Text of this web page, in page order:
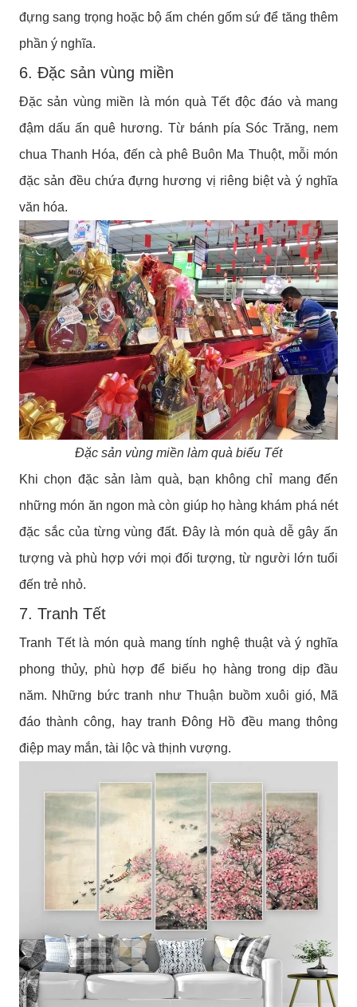
đựng sang trọng hoặc bộ ấm chén gốm sứ để tăng thêm
phần ý nghĩa.
6. Đặc sản vùng miền
Đặc sản vùng miền là món quà Tết độc đáo và mang
đậm dấu ấn quê hương. Từ bánh pía Sóc Trăng, nem
chua Thanh Hóa, đến cà phê Buôn Ma Thuột, mỗi món
đặc sản đều chứa đựng hương vị riêng biệt và ý nghĩa
văn hóa.
Đặc sản vùng miền làm quà biếu Tết
Khi chọn đặc sản làm quà, bạn không chỉ mang đến
những món ăn ngon mà còn giúp họ hàng khám phá nét
đặc sắc của từng vùng đất. Đây là món quà dễ gây ấn
tượng và phù hợp với mọi đối tượng, từ người lớn tuổi
đến trẻ nhỏ.
7. Tranh Tết
Tranh Tết là món quà mang tính nghệ thuật và ý nghĩa
phong thủy, phù hợp để biếu họ hàng trong dịp đầu
năm. Những bức tranh như Thuận buồm xuôi gió, Mã
đáo thành công, hay tranh Đông Hồ đều mang thông
điệp may mắn, tài lộc và thịnh vượng.